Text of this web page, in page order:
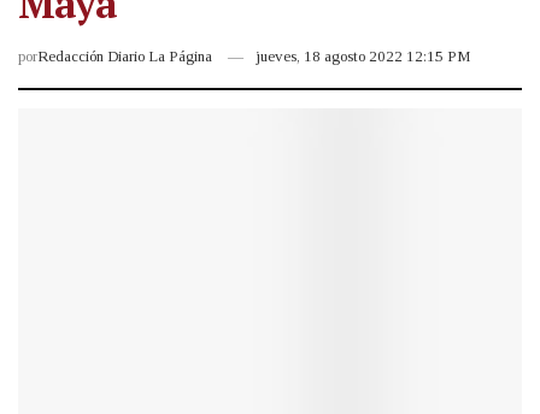
porRedacción Diario La Página jueves, 18 agosto 2022 12:15 PM